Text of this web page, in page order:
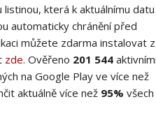
která k aktuálnímu datu
automaticky chránění před
můžete zdarma instalovat z
zde. Ověřeno 201 544 aktivními
na Google Play ve více než
aktuálně více než 95% všech